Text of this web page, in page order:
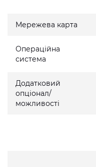
Мережева карта
Операційна
система
Додатковий
опціонал/
можливості